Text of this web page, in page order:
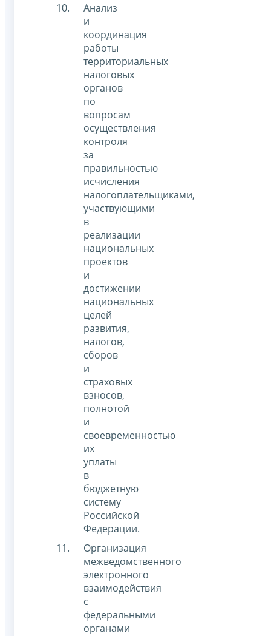
Анализ
и
координация
работы
территориальных
налоговых
органов
по
вопросам
осуществления
контроля
за
правильностью
исчисления
налогоплательщиками,
участвующими
в
реализации
национальных
проектов
и
достижении
национальных
целей
развития,
налогов,
сборов
и
страховых
взносов,
полнотой
и
своевременностью
их
уплаты
в
бюджетную
систему
Российской
Федерации.
Организация
межведомственного
электронного
взаимодействия
с
федеральными
органами